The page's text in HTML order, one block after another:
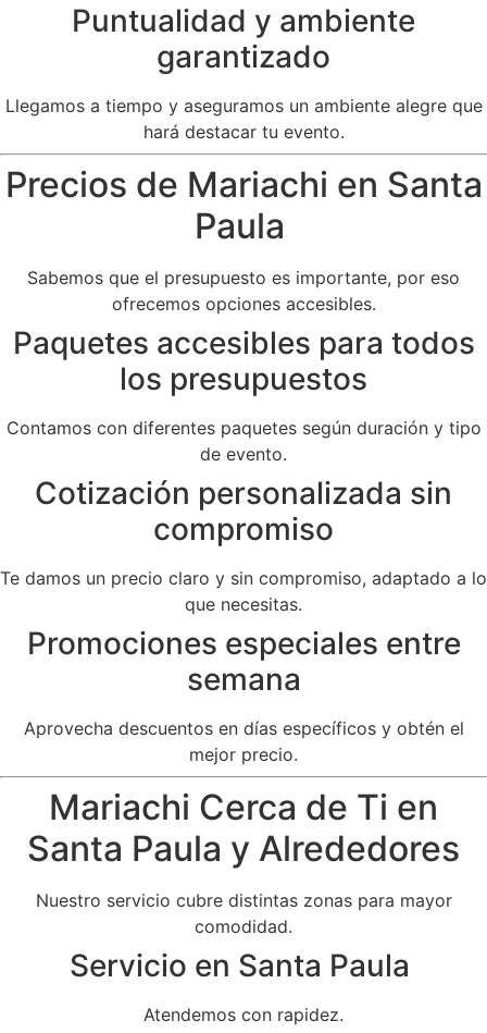
Puntualidad y ambiente
garantizado
Llegamos a tiempo y aseguramos un ambiente alegre que
hará destacar tu evento.
Precios de Mariachi en Santa
Paula
Sabemos que el presupuesto es importante, por eso
ofrecemos opciones accesibles.
Paquetes accesibles para todos
los presupuestos
Contamos con diferentes paquetes según duración y tipo
de evento.
Cotización personalizada sin
compromiso
Te damos un precio claro y sin compromiso, adaptado a lo
que necesitas.
Promociones especiales entre
semana
Aprovecha descuentos en días específicos y obtén el
mejor precio.
Mariachi Cerca de Ti en
Santa Paula y Alrededores
Nuestro servicio cubre distintas zonas para mayor
comodidad.
Servicio en Santa Paula
Atendemos con rapidez.